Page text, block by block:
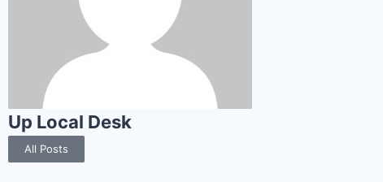
Up Local Desk
All Posts